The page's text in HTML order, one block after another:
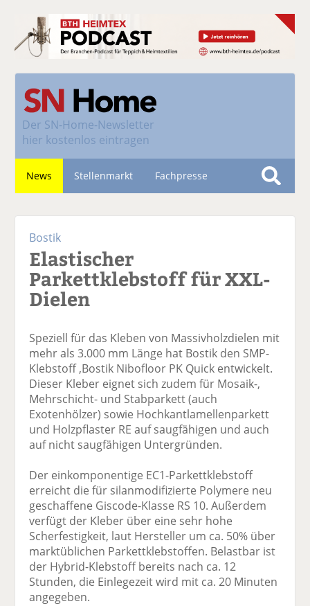
Der SN-Home-Newsletter
hier kostenlos eintragen
News Stellenmarkt Fachpresse
S
Bostik
Elastischer
Parkettklebstoff für XXL-
Dielen
Speziell für das Kleben von Massivholzdielen mit
mehr als 3.000 mm Länge hat Bostik den SMP-
Klebstoff ,Bostik Nibofloor PK Quick entwickelt.
Dieser Kleber eignet sich zudem für Mosaik-,
Mehrschicht- und Stabparkett (auch
Exotenhölzer) sowie Hochkantlamellenparkett
und Holzpflaster RE auf saugfähigen und auch
auf nicht saugfähigen Untergründen.
Der einkomponentige EC1-Parkettklebstoff
erreicht die für silanmodifizierte Polymere neu
geschaffene Giscode-Klasse RS 10. Außerdem
verfügt der Kleber über eine sehr hohe
Scherfestigkeit, laut Hersteller um ca. 50% über
marktüblichen Parkettklebstoffen. Belastbar ist
der Hybrid-Klebstoff bereits nach ca. 12
Stunden, die Einlegezeit wird mit ca. 20 Minuten
angegeben.